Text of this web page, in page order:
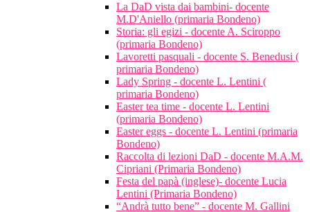
La DaD vista dai bambini- docente
M.D'Aniello (primaria Bondeno)
Storia: gli egizi - docente A. Sciroppo
(primaria Bondeno)
Lavoretti pasquali - docente S. Benedusi (
primaria Bondeno)
Lady Spring - docente L. Lentini (
primaria Bondeno)
Easter tea time - docente L. Lentini
(primaria Bondeno)
Easter eggs - docente L. Lentini (primaria
Bondeno)
Raccolta di lezioni DaD - docente M.A.M.
Cipriani (Primaria Bondeno)
Festa del papà (inglese)- docente Lucia
Lentini (Primaria Bondeno)
“Andrà tutto bene” - docente M. Gallini